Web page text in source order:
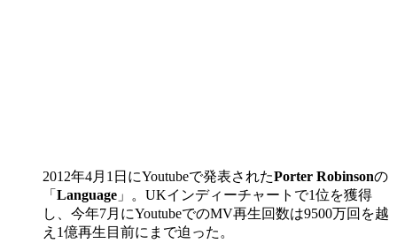
2012年4月1日にYoutubeで発表されたPorter Robinsonの
「 Language 」。UKインディーチャートで1位を獲得
し、今年7月にYoutubeでのMV再生回数は9500万回を越
え1億再生目前にまで迫った。